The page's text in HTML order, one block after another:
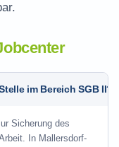
im Bereich SGB II?
Sicherung des
In Mallersdorf-